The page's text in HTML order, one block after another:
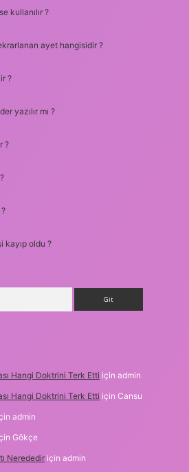
kullanılır ?
ayet hangisidir ?
?
yazılır mı ?
?
kayıp oldu ?
Hangi Doktrini Terk Etti için admin
Hangi Doktrini Terk Etti için Cansu
admin
Gökçe
Nerededir için admin